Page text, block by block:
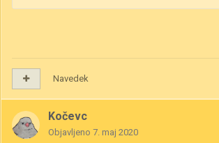
Navedek
Kočevc
Objavljeno 7. maj 2020